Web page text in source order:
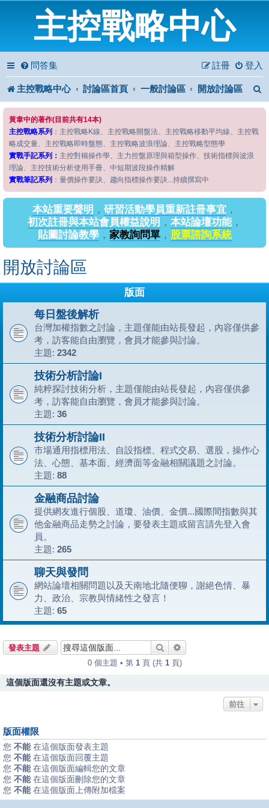
主控戰略中心
問答集 登入
註冊
主控戰略中心 討論區首頁 一般討論區 開放討論區
黃韋中的著作(目前共有14本)
主控戰略系列 ：主控戰略K線、主控戰略開盤法、主控戰略移動平均線、主控戰
略成交量、主控戰略即時盤態、主控戰略波浪理論、主控戰略型態學
實戰手記系列： 主控對稱操作學、主力控盤原理與箱型操作、技術指標與波浪
理論、主控技術分析使用手冊、中短期波段操作精解
實戰筆記系列 ：量價操作要訣、趨向指標操作要訣...持續撰寫中
本站重要聲明 ， 研習活動學員重新註冊事宜 ，
初次註冊與本站會員權益說明 ， 本站論壇功能，
貼圖討論教學， 家教詢問單， 股票諮詢系統
開放討論區
版面
每日盤後解析
台灣加權指數之討論，主題僅能由站長發起，內容僅供參
考，訪客能自由瀏覽，會員才能參與討論。
主題: 2342
技術分析討論I
純粹探討技術分析，主題僅能由站長發起，內容僅供參
考，訪客能自由瀏覽，會員才能參與討論。
主題: 36
技術分析討論II
市場通用指標用法、自設指標、程式交易、選股，操作心
法、心態、基本面、經濟面等金融相關議題之討論。
主題: 88
金融商品討論
提供網友進行個股、道瓊、油價、金價...國際間指數與其
他金融商品走勢之討論，要發表主題或留言請先登入會
員。
主題: 265
聊天與發問
網站論壇相關問題以及天南地北隨便聊，謝絕色情、暴
力、政治、宗教與情緒性之發言！
主題: 65
發表主題 搜尋
0 個主題 • 第 1頁 (共 1頁)
這個版面還沒有主題或文章。
前往
版面權限
您 不能在這個版面發表主題
您 不能在這個版面回覆主題
您 不能在這個版面編輯您的文章
您 不能在這個版面刪除您的文章
您 不能在這個版面上傳附加檔案